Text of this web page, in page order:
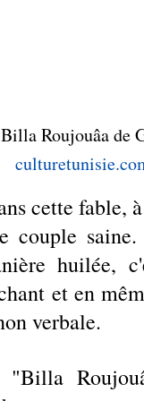
Roujouâa de
cette fable,
couple
huilée,
et en
verbale.